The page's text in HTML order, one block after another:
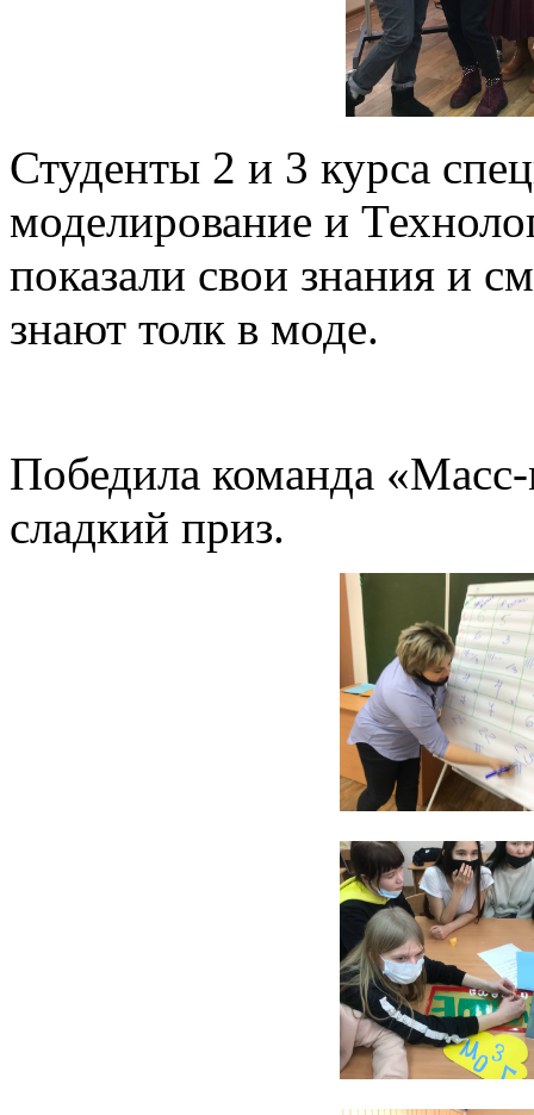
Студенты 2 и 3 курса
моделирование и
показали свои знания и
знают толк в моде.
Победила команда
сладкий приз.